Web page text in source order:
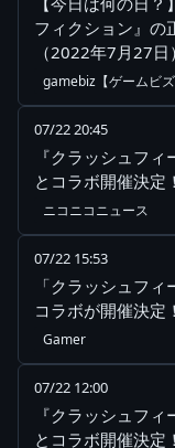
フィクション』の
（2022年7月27
gamebiz【ゲームビズ
07/22 20:45
『クラッシュフィ
とコラボ開催決定
ニコニコニュース
07/22 15:53
「クラッシュフ
コラボが開催決定
Gamer
07/22 12:00
『クラッシュフィ
とコラボ開催決